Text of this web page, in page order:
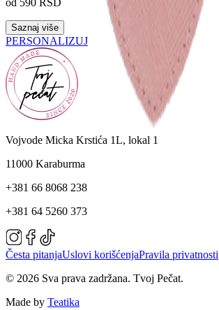
od 590 RSD
Saznaj više
PERSONALIZUJ
Vojvode Micka Krstića 1L, lokal 1
11000 Karaburma
+381 66 8068 238
+381 64 5260 373
Česta pitanjaUslovi korišćenjaPravila privatnosti
© 2026 Sva prava zadržana. Tvoj Pečat.
Made by Teatika